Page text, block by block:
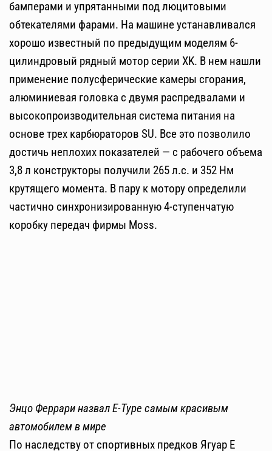
бамперами и упрятанными под люцитовыми
обтекателями фарами. На машине устанавливался
хорошо известный по предыдущим моделям 6-
цилиндровый рядный мотор серии XK. В нем нашли
применение полусферические камеры сгорания,
алюминиевая головка с двумя распредвалами и
высокопроизводительная система питания на
основе трех карбюраторов SU. Все это позволило
достичь неплохих показателей — с рабочего объема
3,8 л конструкторы получили 265 л.с. и 352 Нм
крутящего момента. В пару к мотору определили
частично синхронизированную 4-ступенчатую
коробку передач фирмы Moss.
Энцо Феррари назвал E-Type самым красивым
автомобилем в мире
По наследству от спортивных предков Ягуар Е